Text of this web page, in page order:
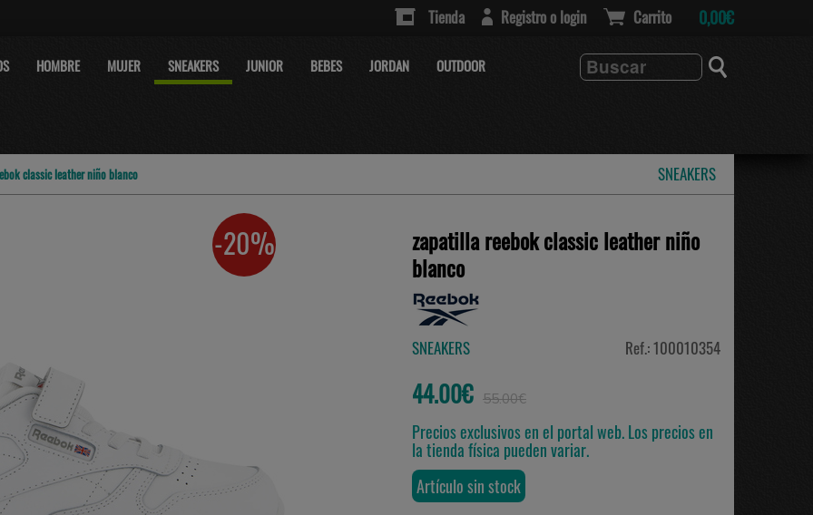
Tienda Registro o login Carrito 0,00€
HOMBRE MUJER SNEAKERS JUNIOR BEBES JORDAN OUTDOOR
classic leather niño blanco SNEAKERS
-20%
zapatilla reebok classic leather niño
blanco
SNEAKERS Ref.: 100010354
44.00€ 55.00€
Precios exclusivos en el portal web. Los precios en
la tienda física pueden variar.
Artículo sin stock